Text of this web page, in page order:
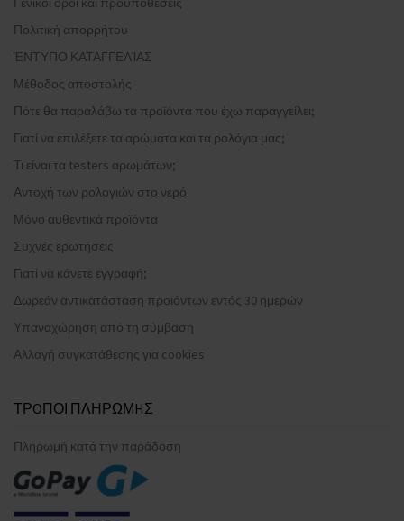
Πολιτική απορρήτου
ΈΝΤΥΠΟ ΚΑΤΑΓΓΕΛΊΑΣ
Μέθοδος αποστολής
Πότε θα παραλάβω τα προϊόντα που έχω παραγγείλει;
Γιατί να επιλέξετε τα αρώματα και τα ρολόγια μας;
Τι είναι τα testers αρωμάτων;
Αντοχή των ρολογιών στο νερό
Μόνο αυθεντικά προϊόντα
Συχνές ερωτήσεις
Γιατί να κάνετε εγγραφή;
Δωρεάν αντικατάσταση προϊόντων εντός 30 ημερών
Υπαναχώρηση από τη σύμβαση
Αλλαγή συγκατάθεσης για cookies
ΤΡOΠΟΙ ΠΛΗΡΩΜHΣ
Πληρωμή κατά την παράδοση